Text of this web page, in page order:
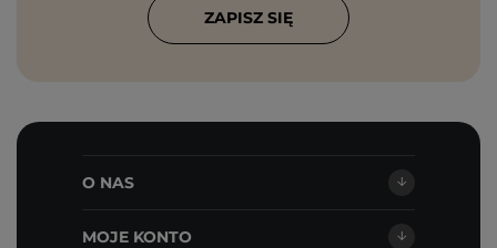
ZAPISZ SIĘ
O NAS
MOJE KONTO